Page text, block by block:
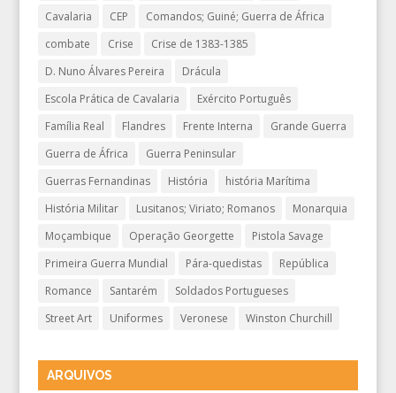
Cavalaria
CEP
Comandos; Guiné; Guerra de África
combate
Crise
Crise de 1383-1385
D. Nuno Álvares Pereira
Drácula
Escola Prática de Cavalaria
Exército Português
Família Real
Flandres Frente Interna
Grande Guerra
Guerra de África
Guerra Peninsular
Guerras Fernandinas
História
história Marítima
História Militar
Lusitanos; Viriato; Romanos
Monarquia
Moçambique
Operação Georgette
Pistola Savage
Primeira Guerra Mundial
Pára-quedistas
República
Romance
Santarém
Soldados Portugueses
Street Art
Uniformes Veronese Winston Churchill
ARQUIVOS